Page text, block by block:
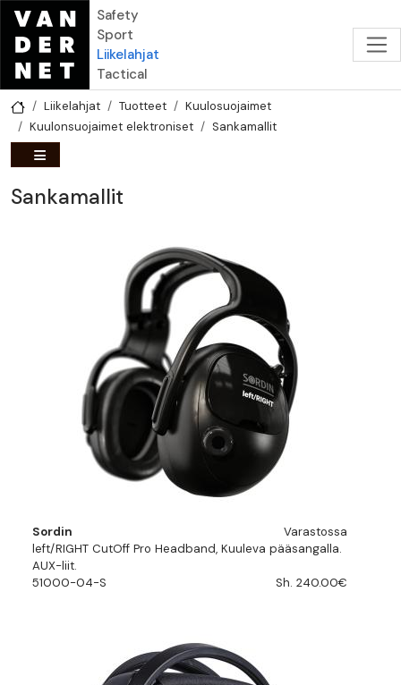
Hyppää pääsisältöön
Safety
Sport
Liikelahjat
Tactical
Liikelahjat Tuotteet
Kuulosuojaimet
Kuulonsuojaimet elektroniset
Sankamallit
Sankamallit
Sordin
Varastossa
left/RIGHT CutOff Pro Headband, Kuuleva pääsangalla.
AUX-liit.
51000-04-S
Sh. 240.00€